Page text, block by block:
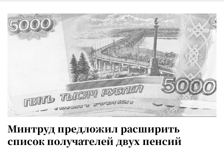
Минтруд предложил расширить
список получателей двух пенсий